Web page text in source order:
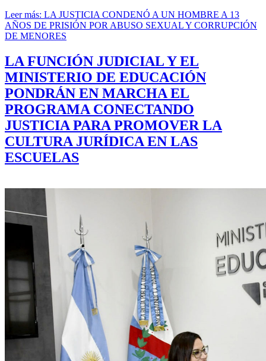
Leer más: LA JUSTICIA CONDENÓ A UN HOMBRE A 13
AÑOS DE PRISIÓN POR ABUSO SEXUAL Y CORRUPCIÓN
DE MENORES
LA FUNCIÓN JUDICIAL Y EL
MINISTERIO DE EDUCACIÓN
PONDRÁN EN MARCHA EL
PROGRAMA CONECTANDO
JUSTICIA PARA PROMOVER LA
CULTURA JURÍDICA EN LAS
ESCUELAS